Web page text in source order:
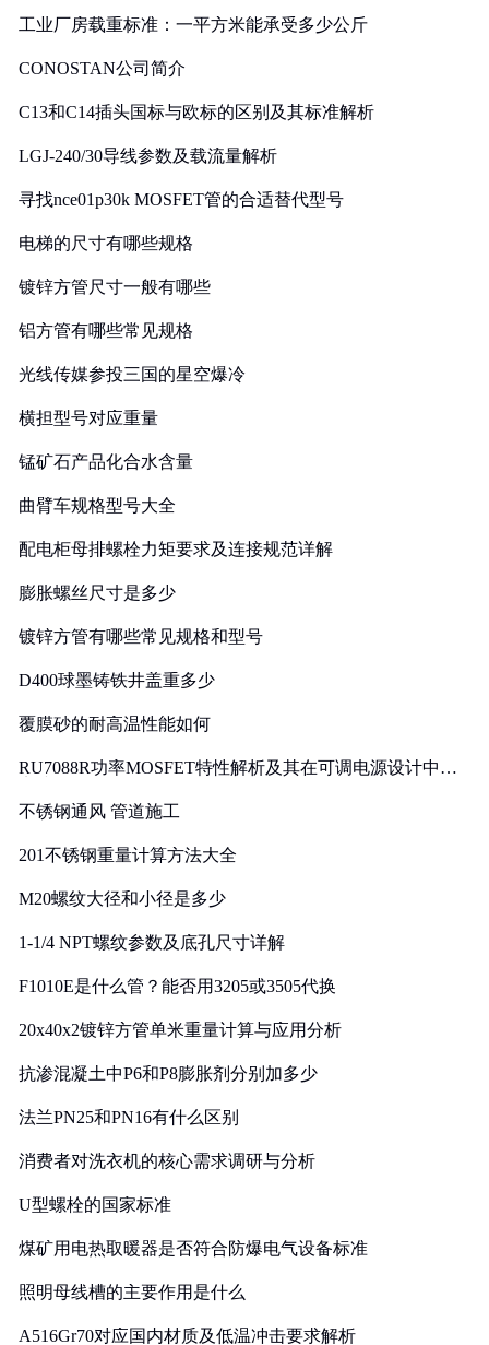
工业厂房载重标准：一平方米能承受多少公斤
CONOSTAN公司简介
C13和C14插头国标与欧标的区别及其标准解析
LGJ-240/30导线参数及载流量解析
寻找nce01p30k MOSFET管的合适替代型号
电梯的尺寸有哪些规格
镀锌方管尺寸一般有哪些
铝方管有哪些常见规格
光线传媒参投三国的星空爆冷
横担型号对应重量
锰矿石产品化合水含量
曲臂车规格型号大全
配电柜母排螺栓力矩要求及连接规范详解
膨胀螺丝尺寸是多少
镀锌方管有哪些常见规格和型号
D400球墨铸铁井盖重多少
覆膜砂的耐高温性能如何
RU7088R功率MOSFET特性解析及其在可调电源设计中的
不锈钢通风 管道施工
201不锈钢重量计算方法大全
M20螺纹大径和小径是多少
1-1/4 NPT螺纹参数及底孔尺寸详解
F1010E是什么管？能否用3205或3505代换
20x40x2镀锌方管单米重量计算与应用分析
抗渗混凝土中P6和P8膨胀剂分别加多少
法兰PN25和PN16有什么区别
消费者对洗衣机的核心需求调研与分析
U型螺栓的国家标准
煤矿用电热取暖器是否符合防爆电气设备标准
照明母线槽的主要作用是什么
A516Gr70对应国内材质及低温冲击要求解析